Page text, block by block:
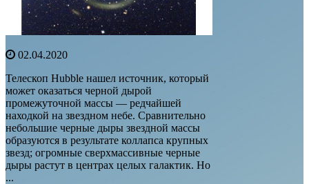
02.04.2020
Телескоп Hubble нашел источник, который
может оказаться черной дырой
промежуточной массы — редчайшей
находкой на звездном небе. Сравнительно
небольшие черные дыры звездной массы
образуются в результате коллапса крупных
звезд; огромные сверхмассивные черные
дыры растут в центрах целых галактик. Но
...